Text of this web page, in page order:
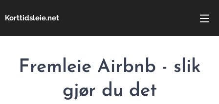
Korttidsleie.net
Fremleie Airbnb - slik
gjør du det